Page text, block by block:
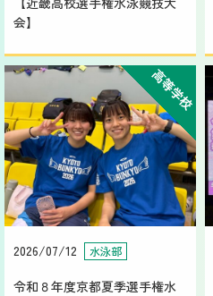
会】
高等学校
2026/07/12 水泳部
令和８年度京都夏季選手権水